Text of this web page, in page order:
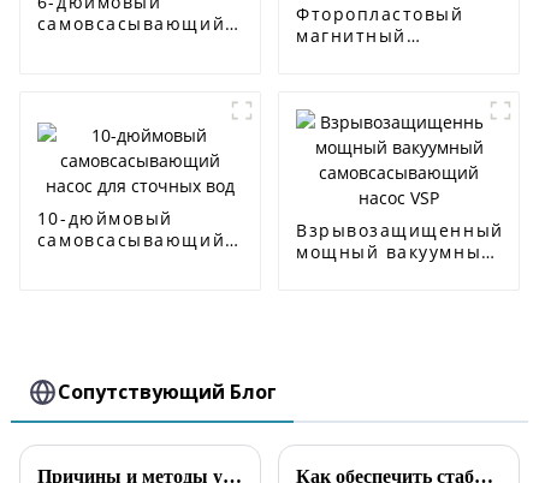
самовсасывающий
Фторопластовый
магнитный
10-дюймовый
самовсасывающий
Взрывозащищенный
мощный вакуумный
Сопутствующий Блог
Причины и методы устранения неполадок, связанных с тем, что самовсасывающий насос дизельного двигателя не может всасывать воду Как обеспечить стабильную подачу и напор самовсасывающего насоса ZW во время эксплуатации?